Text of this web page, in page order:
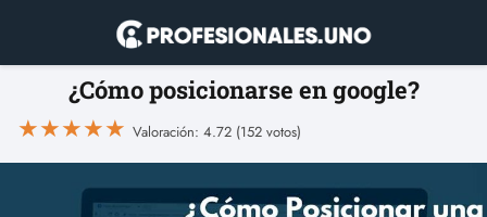
¿Cómo posicionarse en google?
★★★★★ Valoración: 4.72 (152 votos)